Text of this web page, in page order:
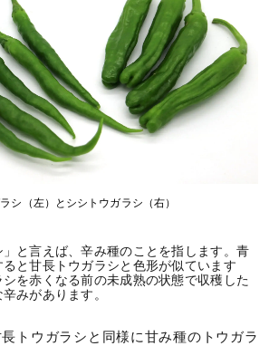
シ（左）とシシトウガラシ（右）
と言えば、辛み種のことを指します。青
ると甘長トウガラシと色形が似ています
を赤くなる前の未成熟の状態で収穫した
みがあります。
トウガラシと同様に甘み種のトウガラ